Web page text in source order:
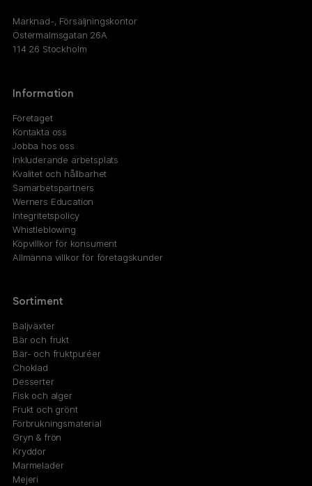
Marknad-, Försäljningskontor
Östermalmsgatan 26A
114 26 Stockholm
Information
Företaget
Kontakta oss
Jobba hos oss
Inkluderande arbetsplats
Kvalitet och hållbarhet
Samarbetspartners
Werners Education
Integritetspolicy
Whistleblowing
Köpvillkor för konsument
Allmänna villkor för företagskunder
Sortiment
Baljväxter
Bär och frukt
Bär- och fruktpuréer
Choklad
Desserter
Fisk och alger
Frukt och grönt
Förbrukningsmaterial
Gryn & frön
Kryddor
Marmelader
Mejeri